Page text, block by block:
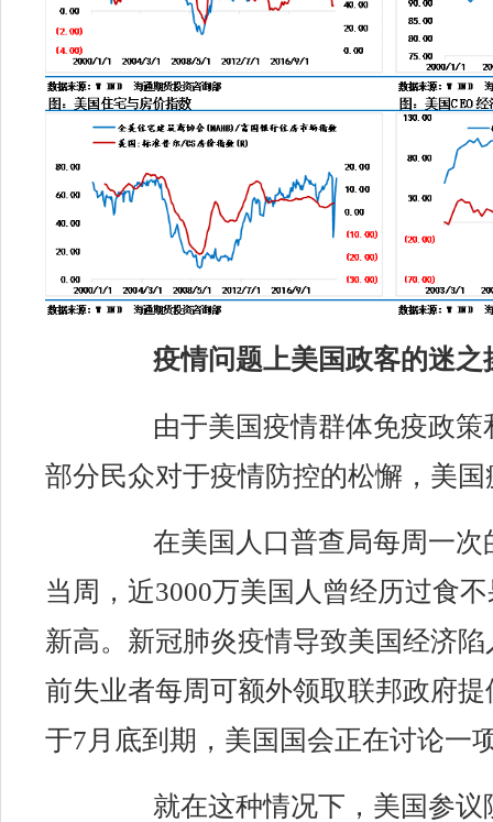
疫情问题上美国政客的迷之
由于美国疫情群体免疫政
部分民众对于疫情防控的松懈，美
在美国人口普查局每周一次
当周，近3000万美国人曾经历过食
新高。新冠肺炎疫情导致美国经济
前失业者每周可额外领取联邦政府
于7月底到期，美国国会正在讨论一
就在这种情况下，美国参